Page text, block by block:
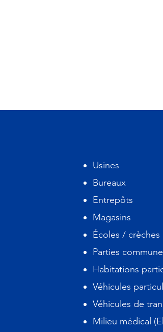
Usines
Bureaux
Entrepôts
Magasins
Écoles / crèches
Parties
Habitations
Véhicules
Véhicules de
Milieu médical